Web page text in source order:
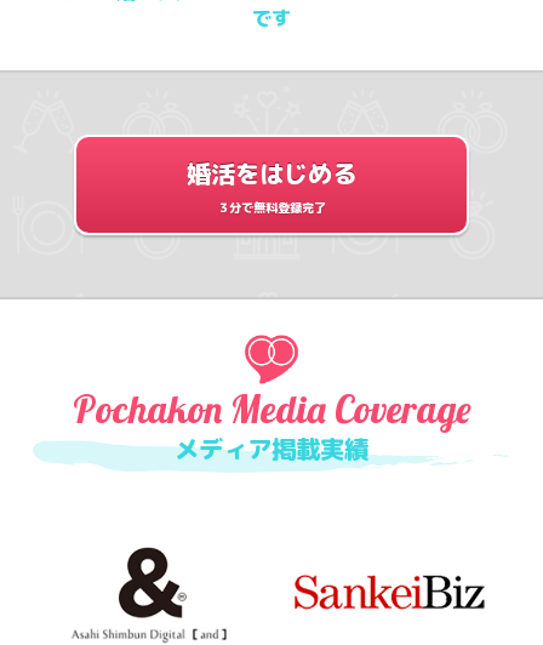
です
婚活をはじめる
３分で無料登録完了
Pochakon Media Coverage
メディア掲載実績